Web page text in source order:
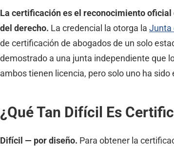
La certificación es el reconocimiento oficial
del derecho. La credencial la otorga la Junta
de certificación de abogados de un solo
demostrado a una junta independiente que
ambos tienen licencia, pero solo uno ha
¿Qué Tan Difícil Es
Difícil — por diseño. Para obtener la